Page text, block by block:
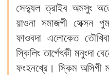
সেদ্যুল ত্রাইব অমসুং
য়াওনা সমাজগী সেক্সন
ফাওবদা এলোকেত
স্কিলিং তার্গেৎকী মনুংদা
ফংহনখ্রে। স্কিম অসিগী